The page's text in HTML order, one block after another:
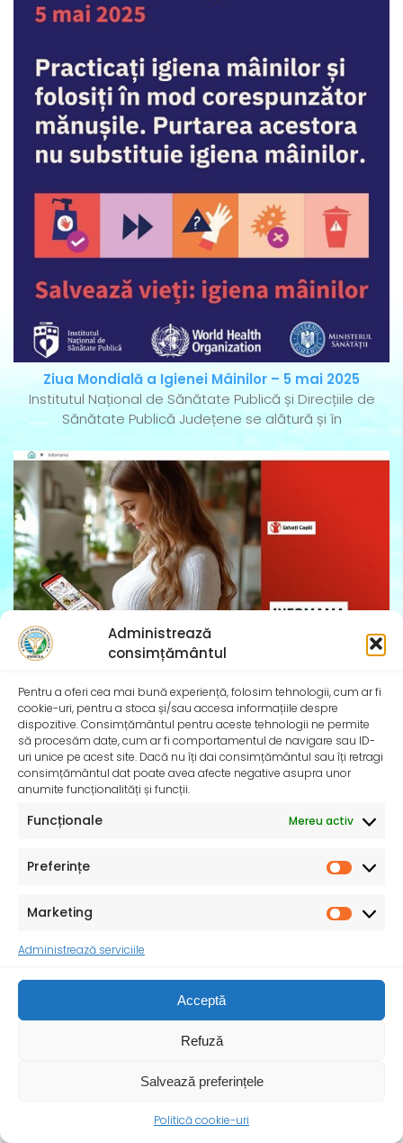
Administrează
consimțământul
Pentru a oferi cea mai bună experiență, folosim tehnologii, cum ar fi
cookie-uri, pentru a stoca și/sau accesa informațiile despre
dispozitive. Consimțământul pentru aceste tehnologii ne permite
să procesăm date, cum ar fi comportamentul de navigare sau ID-
uri unice pe acest site. Dacă nu îți dai consimțământul sau îți retragi
consimțământul dat poate avea afecte negative asupra unor
anumite funcționalități și funcții.
Funcționale Mereu activ
Preferințe
Marketing
Administrează serviciile
Acceptă
Refuză
Salvează preferințele
Politică cookie-uri
Ziua Mondială a Igienei Mâinilor – 5 mai 2025
Institutul Național de Sănătate Publică și Direcțiile de
Sănătate Publică Județene se alătură și în
InfoMama – Ghidul mamei pe parcursul sarcinii și în
primul an de viață al copilului
De peste 35 de ani, Organizația Salvați Copiii
desfășoară activități dedicate promovării și apărării
drepturilor
Ziua Mondială a Sănătății – 7 aprilie 2025